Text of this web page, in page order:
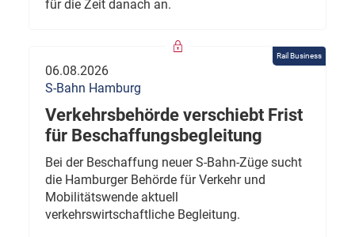
für die Zeit danach an.
Rail Business
06.08.2026
S-Bahn Hamburg
Verkehrsbehörde verschiebt Frist
für Beschaffungsbegleitung
Bei der Beschaffung neuer S-Bahn-Züge sucht
die Hamburger Behörde für Verkehr und
Mobilitätswende aktuell
verkehrswirtschaftliche Begleitung.